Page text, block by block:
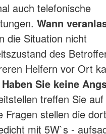
auch telefonische
Wann
die Situation nicht
des
Helfern vor Ort
Haben Sie keine
treffen Sie auf
Fragen stellen die dort
mit 5W`s -